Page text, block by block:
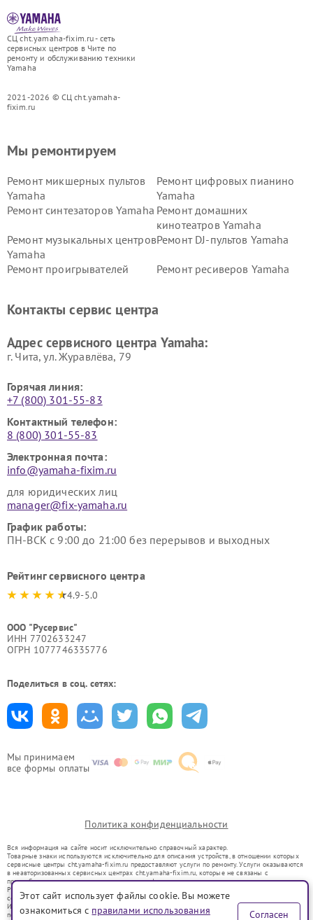
СЦ cht.yamaha-fixim.ru - сеть
сервисных центров в Чите по
ремонту и обслуживанию техники
Yamaha
2021-2026 © СЦ cht.yamaha-
fixim.ru
Мы принимаем
все формы оплаты
Мы ремонтируем
Ремонт микшерных пультов
Yamaha
Ремонт цифровых пианино
Yamaha
Ремонт синтезаторов Yamaha Ремонт домашних
кинотеатров Yamaha
Ремонт музыкальных центров
Yamaha
Ремонт DJ-пультов Yamaha
Ремонт проигрывателей
Ремонт ресиверов Yamaha
Yamaha
Yamaha
Контакты сервис центра
Адрес сервисного центра Yamaha:
г. Чита, ул. Журавлёва, 79
Горячая линия:
+7 (800) 301-55-83
Контактный телефон:
8 (800) 301-55-83
Электронная почта:
info@yamaha-fixim.ru
для юридических лиц
manager@fix-yamaha.ru
График работы:
ПН-ВСК с 9:00 до 21:00 без перерывов и выходных
Рейтинг сервисного центра
4.9-5.0
ООО "Русервис"
ИНН 7702633247
ОГРН 1077746335776
Поделиться в соц. сетях:
Политика конфиденциальности
Вся информация на сайте носит исключительно справочный характер.
Товарные знаки используются исключительно для описания устройств, в отношении которых
сервисные центры cht.yamaha-fixim.ru предоставляют услуги по ремонту. Услуги оказываются
в неавторизованных сервисных центрах cht.yamaha-fixim.ru, которые не связаны с
правообладателями товарных знаков или их официальными представителями.
Ремонт осуществляется для устройств, уже введенных в гражданский оборот в соответствии
со статьей 1487 ГК РФ.
Использование товарных знаков не преследует цели индивидуализации услуг или введения
потребителей в заблуждение, а служит для информирования о предоставляемых услугах по
Этот сайт использует файлы cookie. Вы можете
ознакомиться с правилами использования
Согласен